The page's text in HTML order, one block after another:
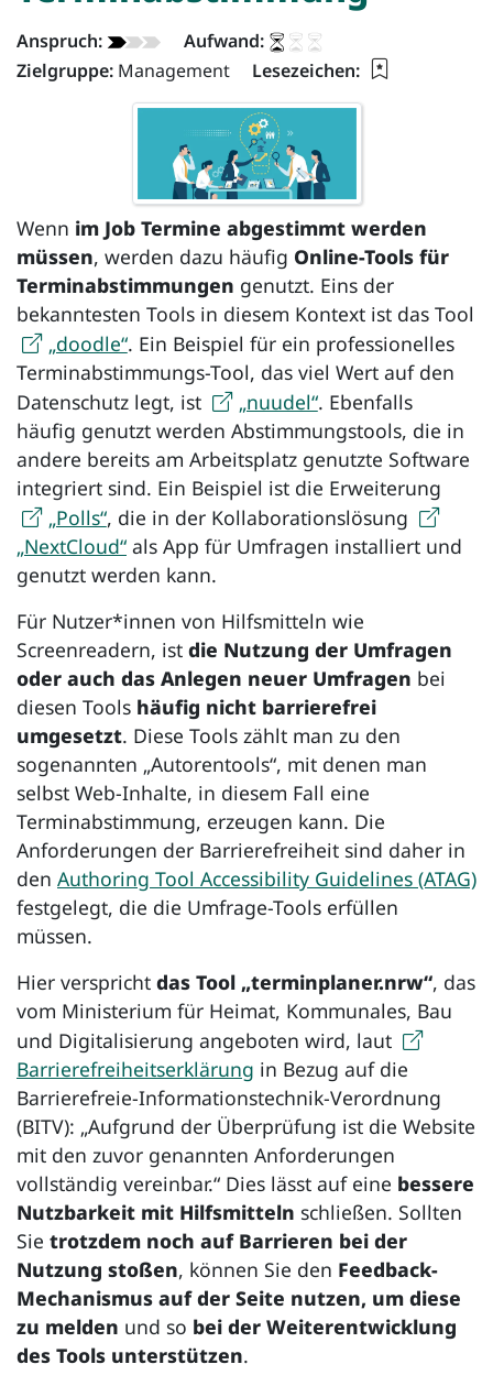
Beispiel - Info:
Anspruch:
Aufwand:
Zielgruppe: Management Lesezeichen:
Wenn im Job Termine abgestimmt werden
müssen, werden dazu häufig Online-Tools für
Terminabstimmungen genutzt. Eins der
bekanntesten Tools in diesem Kontext ist das Tool
„doodle“. Ein Beispiel für ein professionelles
Terminabstimmungs-Tool, das viel Wert auf den
Datenschutz legt, ist
„nuudel“. Ebenfalls
häufig genutzt werden Abstimmungstools, die in
andere bereits am Arbeitsplatz genutzte Software
integriert sind. Ein Beispiel ist die Erweiterung
„Polls“, die in der Kollaborationslösung
„NextCloud“ als App für Umfragen installiert und
genutzt werden kann.
Für Nutzer*innen von Hilfsmitteln wie
Screenreadern, ist die Nutzung der Umfragen
oder auch das Anlegen neuer Umfragen bei
diesen Tools häufig nicht barrierefrei
umgesetzt. Diese Tools zählt man zu den
sogenannten „Autorentools“, mit denen man
selbst Web-Inhalte, in diesem Fall eine
Terminabstimmung, erzeugen kann. Die
Anforderungen der Barrierefreiheit sind daher in
den Authoring Tool Accessibility Guidelines (ATAG)
festgelegt, die die Umfrage-Tools erfüllen
müssen.
Hier verspricht das Tool „terminplaner.nrw“, das
vom Ministerium für Heimat, Kommunales, Bau
und Digitalisierung angeboten wird, laut
Barrierefreiheitserklärung in Bezug auf die
Barrierefreie-Informationstechnik-Verordnung
(BITV): „Aufgrund der Überprüfung ist die Website
mit den zuvor genannten Anforderungen
vollständig vereinbar.“ Dies lässt auf eine bessere
Nutzbarkeit mit Hilfsmitteln schließen. Sollten
Sie trotzdem noch auf Barrieren bei der
Nutzung stoßen, können Sie den Feedback-
Mechanismus auf der Seite nutzen, um diese
zu melden und so bei der Weiterentwicklung
des Tools unterstützen.